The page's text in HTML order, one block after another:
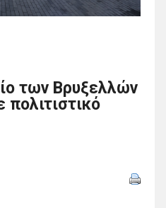
των Βρυξελλών
πολιτιστικό